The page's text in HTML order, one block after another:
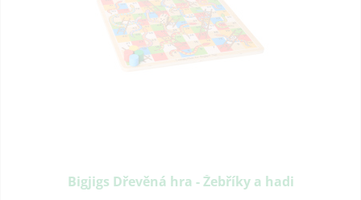
Bigjigs Dřevěná hra - Žebříky a hadi